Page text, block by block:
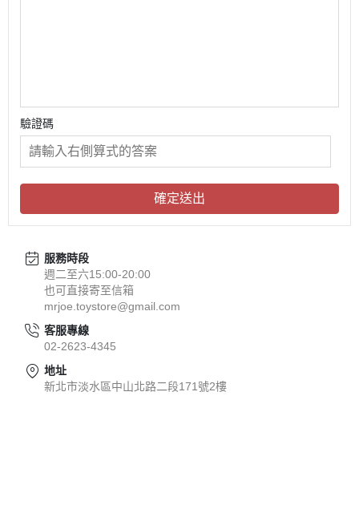
驗證碼
確定送出
服務時段
週二至六15:00-20:00
也可直接寄至信箱
mrjoe.toystore@gmail.com
客服專線
02-2623-4345
地址
新北市淡水區中山北路二段171號2樓